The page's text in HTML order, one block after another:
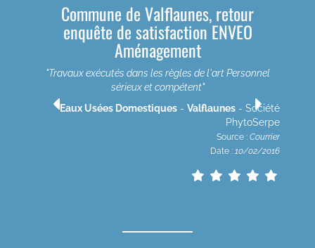
Commune de Valflaunes, retour
enquête de satisfaction ENVEO
Aménagement
"Travaux exécutés dans les règles de l'art Personnel
sérieux et compétent"
Eaux Usées Domestiques - Valflaunes - Société
PhytoSerpe
Source : Courrier
Date : 10/02/2016